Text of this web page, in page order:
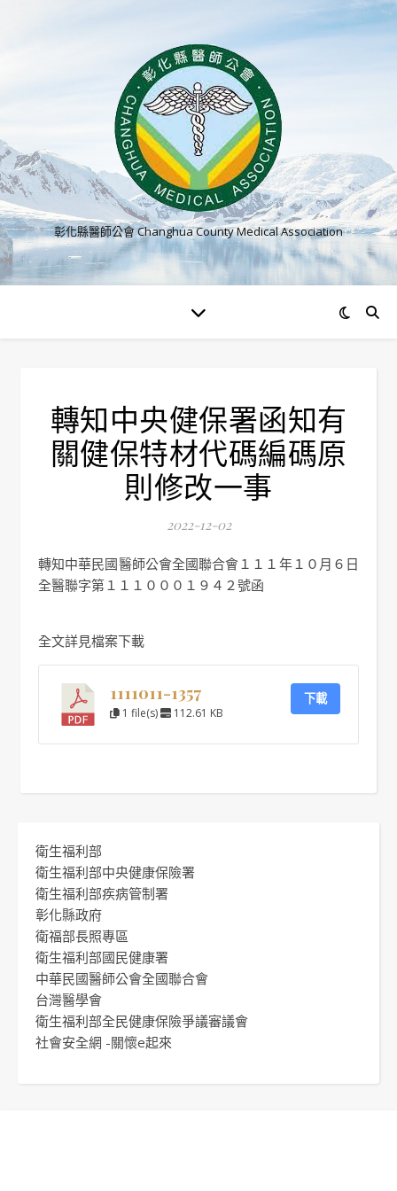
彰化縣醫師公會 Changhua County Medical Association
轉知中央健保署函知有
關健保特材代碼編碼原
則修改一事
2022-12-02
轉知中華民國醫師公會全國聯合會１１１年１０月６日
全醫聯字第１１１０００１９４２號函
全文詳見檔案下載
1111011-1357
1 file(s) 112.61 KB
下載
衛生福利部
衛生福利部中央健康保險署
衛生福利部疾病管制署
彰化縣政府
衛福部長照專區
衛生福利部國民健康署
中華民國醫師公會全國聯合會
台灣醫學會
衛生福利部全民健康保險爭議審議會
社會安全網 -關懷e起來